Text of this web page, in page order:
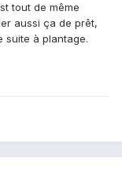
tout de même
aussi ça de prêt,
suite à plantage.